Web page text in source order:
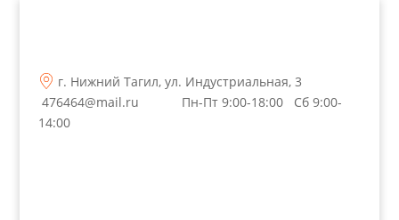
г. Нижний Тагил, ул. Индустриальная, 3
476464@mail.ru
Пн-Пт 9:00-18:00 Сб 9:00-
14:00